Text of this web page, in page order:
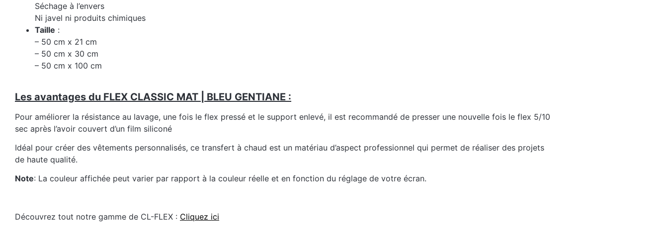
Séchage à l’envers
Ni javel ni produits chimiques
Taille :
– 50 cm x 21 cm
– 50 cm x 30 cm
– 50 cm x 100 cm
Les avantages du FLEX CLASSIC MAT | BLEU GENTIANE :
Pour améliorer la résistance au lavage, une fois le flex pressé et le support enlevé, il est recommandé de presser une nouvelle fois le flex 5/10
sec après l’avoir couvert d’un film siliconé
Idéal pour créer des vêtements personnalisés, ce transfert à chaud est un matériau d’aspect professionnel qui permet de réaliser des projets
de haute qualité.
Note: La couleur affichée peut varier par rapport à la couleur réelle et en fonction du réglage de votre écran.
Découvrez tout notre gamme de CL-FLEX : Cliquez ici